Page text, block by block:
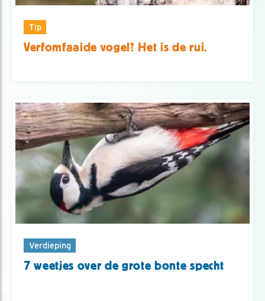
Tip
Verfomfaaide vogel? Het is de rui.
Verdieping
7 weetjes over de grote bonte specht